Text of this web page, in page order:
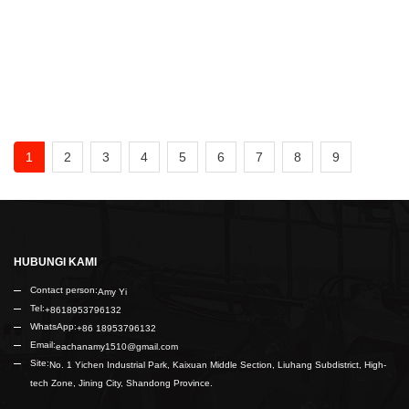
1 2 3 4 5 6 7 8 9
HUBUNGI KAMI
Contact person:Amy Yi
Tel:+8618953796132
WhatsApp:+86 18953796132
Email:eachanamy1510@gmail.com
Site:No. 1 Yichen Industrial Park, Kaixuan Middle Section, Liuhang Subdistrict, High-
tech Zone, Jining City, Shandong Province.